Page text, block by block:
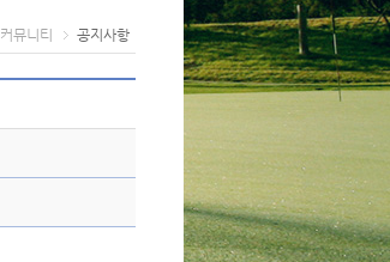
커뮤니티 공지사항